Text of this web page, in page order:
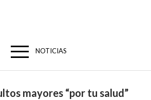
NOTICIAS
mayores “por tu salud”